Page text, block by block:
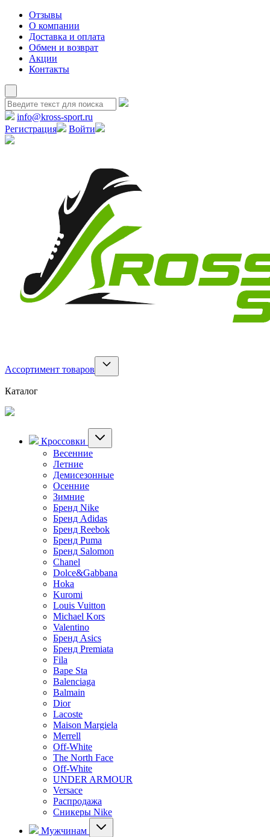
Отзывы
О компании
Доставка и оплата
Обмен и возврат
Акции
Контакты
info@kross-sport.ru
Регистрация
Войти
Ассортимент товаров
Каталог
Кроссовки
Весенние
Летние
Демисезонные
Осенние
Зимние
Бренд Nike
Бренд Adidas
Бренд Reebok
Бренд Puma
Бренд Salomon
Chanel
Dolce&Gabbana
Hoka
Kuromi
Louis Vuitton
Michael Kors
Valentino
Бренд Asics
Бренд Premiata
Fila
Bape Sta
Balenciaga
Balmain
Dior
Lacoste
Maison Margiela
Merrell
Off-White
The North Face
Off-White
UNDER ARMOUR
Versace
Распродажа
Сникеры Nike
Мужчинам